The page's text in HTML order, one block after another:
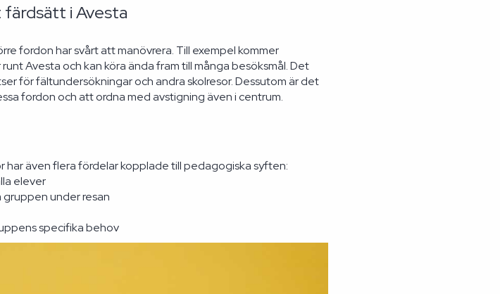
i Avesta
fordon har svårt att manövrera. Till exempel kommer
Avesta och kan köra ända fram till många besöksmål. Det
för fältundersökningar och andra skolresor. Dessutom är det
fordon och att ordna med avstigning även i centrum.
har även flera fördelar kopplade till pedagogiska syften:
elever
under resan
specifika behov